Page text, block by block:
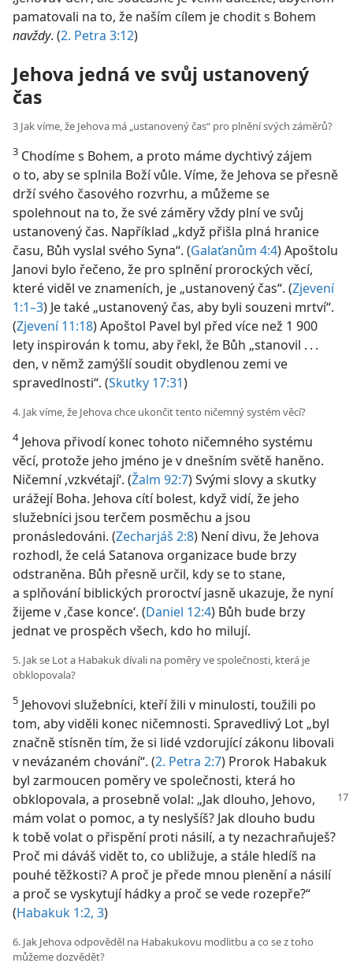
pamatovali na to, že naším cílem je chodit s Bohem
navždy. (2. Petra 3:12)
Jehova jedná ve svůj ustanovený
čas
3 Jak víme, že Jehova má „ustanovený čas“ pro plnění svých záměrů?
3 Chodíme s Bohem, a proto máme dychtivý zájem
o to, aby se splnila Boží vůle. Víme, že Jehova se přesně
drží svého časového rozvrhu, a můžeme se
spolehnout na to, že své záměry vždy plní ve svůj
ustanovený čas. Například „když přišla plná hranice
času, Bůh vyslal svého Syna“. (Galaťanům 4:4) Apoštolu
Janovi bylo řečeno, že pro splnění prorockých věcí,
které viděl ve znameních, je „ustanovený čas“. (Zjevení
1:1–3) Je také „ustanovený čas, aby byli souzeni mrtví“.
(Zjevení 11:18) Apoštol Pavel byl před více než 1 900
lety inspirován k tomu, aby řekl, že Bůh „stanovil . . .
den, v němž zamýšlí soudit obydlenou zemi ve
spravedlnosti“. (Skutky 17:31)
4. Jak víme, že Jehova chce ukončit tento ničemný systém věcí?
4Jehova přivodí konec tohoto ničemného systému
věcí, protože jeho jméno je v dnešním světě haněno.
Ničemní ‚vzkvétají‘. (Žalm 92:7) Svými slovy a skutky
urážejí Boha. Jehova cítí bolest, když vidí, že jeho
služebníci jsou terčem posměchu a jsou
pronásledováni. (Zecharjáš 2:8) Není divu, že Jehova
rozhodl, že celá Satanova organizace bude brzy
odstraněna. Bůh přesně určil, kdy se to stane,
a splňování biblických proroctví jasně ukazuje, že nyní
žijeme v ‚čase konce‘. (Daniel 12:4) Bůh bude brzy
jednat ve prospěch všech, kdo ho milují.
5. Jak se Lot a Habakuk dívali na poměry ve společnosti, která je
obklopovala?
5 Jehovovi služebníci, kteří žili v minulosti, toužili po
tom, aby viděli konec ničemnosti. Spravedlivý Lot „byl
značně stísněn tím, že si lidé vzdorující zákonu libovali
v nevázaném chování“. (2. Petra 2:7) Prorok Habakuk
byl zarmoucen poměry ve společnosti, která ho
obklopovala, a prosebně volal: „Jakdlouho, Jehovo,
mám volat o pomoc, a ty neslyšíš? Jak dlouho budu
k tobě volat o přispění proti násilí, a ty nezachraňuješ?
Proč mi dáváš vidět to, co ubližuje, a stále hledíš na
pouhé těžkosti? A proč je přede mnou plenění a násilí
a proč se vyskytují hádky a proč se vede rozepře?“
(Habakuk 1:2, 3)
6. Jak Jehova odpověděl na Habakukovu modlitbu a co se z toho
můžeme dozvědět?